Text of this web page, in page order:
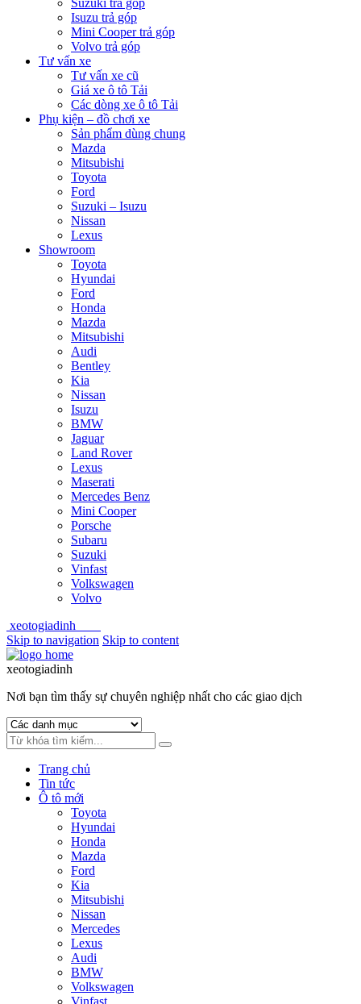
Suzuki trả góp
Isuzu trả góp
Mini Cooper trả góp
Volvo trả góp
Tư vấn xe
Tư vấn xe cũ
Giá xe ô tô Tải
Các dòng xe ô tô Tải
Phụ kiện – đồ chơi xe
Sản phẩm dùng chung
Mazda
Mitsubishi
Toyota
Ford
Suzuki – Isuzu
Nissan
Lexus
Showroom
Toyota
Hyundai
Ford
Honda
Mazda
Mitsubishi
Audi
Bentley
Kia
Nissan
Isuzu
BMW
Jaguar
Land Rover
Lexus
Maserati
Mercedes Benz
Mini Cooper
Porsche
Subaru
Suzuki
Vinfast
Volkswagen
Volvo
xeotogiadinh
Skip to navigation Skip to content
xeotogiadinh
Nơi bạn tìm thấy sự chuyên nghiệp nhất cho các giao dịch
Trang chủ
Tin tức
Ô tô mới
Toyota
Hyundai
Honda
Mazda
Ford
Kia
Mitsubishi
Nissan
Mercedes
Lexus
Audi
BMW
Volkswagen
Vinfast